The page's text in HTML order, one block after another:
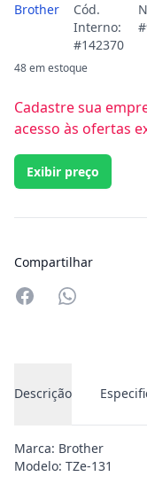
Brother
Cód.
Interno:
#142370
48 em estoque
Cadastre sua
acesso às ofertas
Exibir preço
Compartilhar
Descrição
Marca: Brother
Modelo: TZe-131